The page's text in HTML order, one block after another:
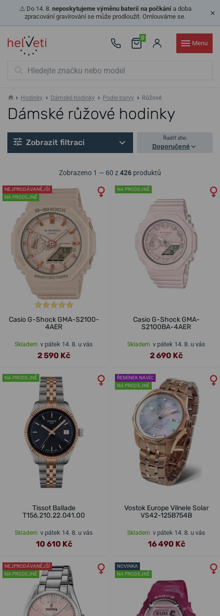
⚠️ Do 14. 8. neposkytujeme výměnu baterií na počkánía doba
zpracování gravírování se může prodloužit. Omlouváme se.
0
Menu
Hodinky Dámské hodinky Podle barvy Růžové
Dámské růžové hodinky
Zobrazit filtraci Řadit dle:
Doporučené
Zobrazeno 1 — 60 z426 produktů
NEJPRODÁVANĚJŠÍ
NA PRODEJNĚ
Casio G-Shock GMA-S2100-
4AER
Skladem v pátek 14. 8. u vás
2 590 Kč
NA PRODEJNĚ
Casio G-Shock GMA-
S2100BA-4AER
Skladem v pátek 14. 8. u vás
2 690 Kč
NA PRODEJNĚ
Tissot Ballade
T156.210.22.041.00
Skladem v pátek 14. 8. u vás
10 610 Kč
ŘEMÍNEK NAVÍC
NA PRODEJNĚ
Vostok Europe Vilnele Solar
VS42-125B754B
Skladem v pátek 14. 8. u vás
16 490 Kč
NEJPRODÁVANĚJŠÍ
NA PRODEJNĚ
NOVINKA
NA PRODEJNĚ